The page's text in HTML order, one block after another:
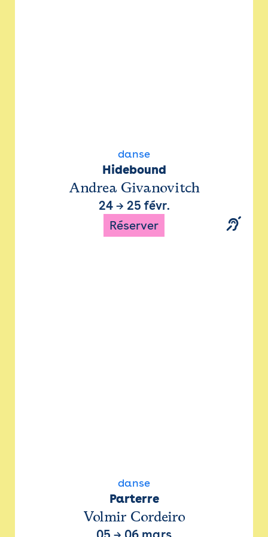
danse
Hidebound
Andrea Givanovitch
24→ 25 févr.
Réserver
danse
Parterre
Volmir Cordeiro